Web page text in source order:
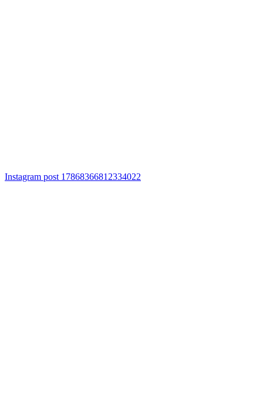
Instagram post 17868366812334022